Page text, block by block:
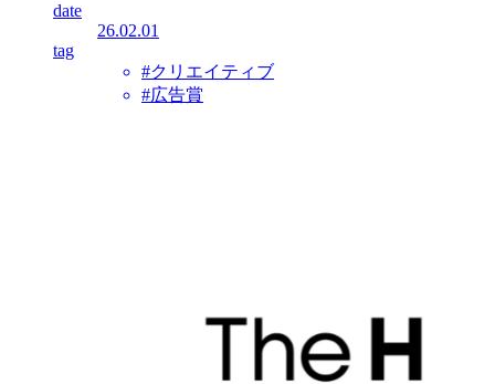
date
26.02.01
tag
#クリエイティブ
#広告賞